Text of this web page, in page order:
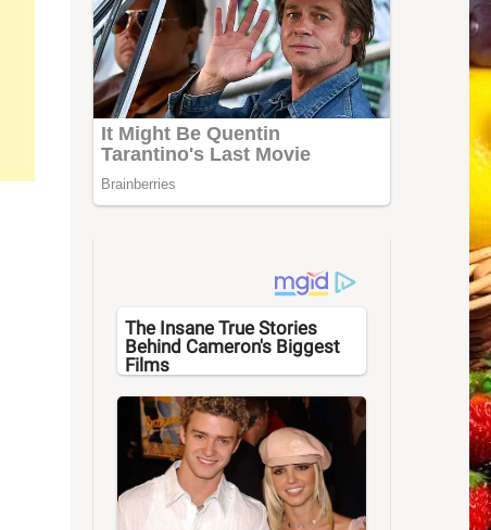
The Insane True Stories
Behind Cameron's Biggest
Films